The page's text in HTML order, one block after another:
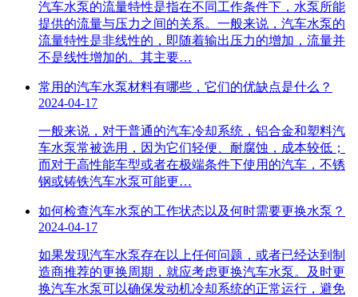
汽车水泵的流量特性是指在不同工作条件下，水泵所能
提供的流量与压力之间的关系。一般来说，汽车水泵的
流量特性是非线性的，即随着输出压力的增加，流量并
不是线性增加的。其主要…
常用的汽车水泵材料有哪些，它们的优缺点是什么？
2024-04-17
一般来说，对于普通的汽车冷却系统，铝合金和塑料汽
车水泵常被选用，因为它们轻便、耐腐蚀，成本较低；
而对于高性能车型或者在极端条件下使用的汽车，不锈
钢或铸铁汽车水泵可能更…
如何检查汽车水泵的工作状态以及何时需要更换水泵？
2024-04-17
如果发现汽车水泵存在以上任何问题，或者已经达到制
造商推荐的更换周期，就应考虑更换汽车水泵。及时更
换汽车水泵可以确保发动机冷却系统的正常运行，避免